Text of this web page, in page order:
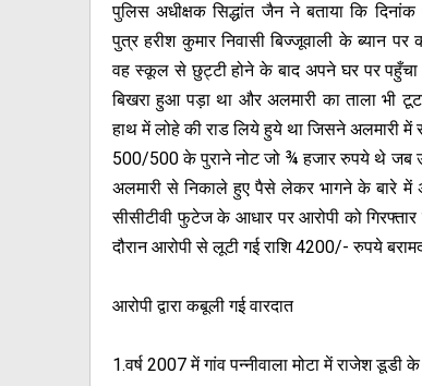
पुलिस अधीक्षक सिद्धांत जैन ने बताया कि
पुत्र हरीश कुमार निवासी बिज्जूवाली के ब्यान
वह स्कूल से छुट्टी होने के बाद अपने घर पर पहुँचा
बिखरा हुआ पड़ा था और अलमारी का ताला भी
हाथ में लोहे की राड लिये हुये था जिसने अलमारी
500/500 के पुराने नोट जो ¾ हजार रुपये थे जब
अलमारी से निकाले हुए पैसे लेकर भागने के बारे में
सीसीटीवी फुटेज के आधार पर आरोपी को
दौरान आरोपी से लूटी गई राशि 4200/- रुपये
आरोपी द्वारा कबूली गई वारदात
1.वर्ष 2007 में गांव पन्नीवाला मोटा में राजेश